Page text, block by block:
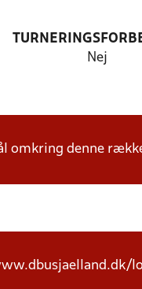
Nej
omkring denne